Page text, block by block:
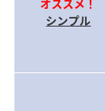
シンプル